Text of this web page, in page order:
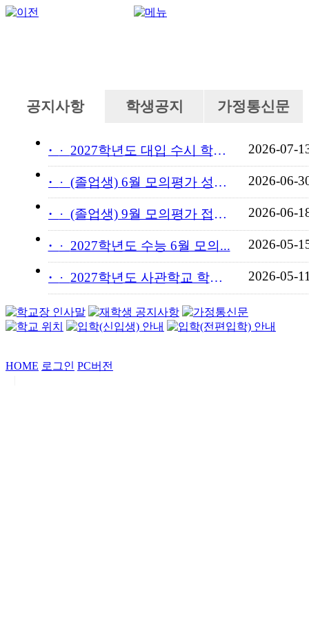
공지사항 학생공지 가정통신문
· 2027학년도 대입 수시 학교... 2026-07-
· (졸업생) 6월 모의평가 성적... 2026-06-
· (졸업생) 9월 모의평가 접수... 2026-06-
· 2027학년도 수능 6월 모의... 2026-05-
· 2027학년도 사관학교 학교장... 2026-05-
HOME 로그인 PC버전